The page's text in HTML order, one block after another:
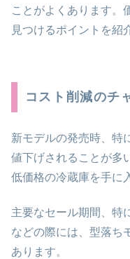
ことがよくあります。
見つけるポイントを紹
コスト削減のチ
新モデルの発売時、特
値下げされることが多
低価格の冷蔵庫を手に
主要なセール期間、特
などの際には、型落ち
あります。